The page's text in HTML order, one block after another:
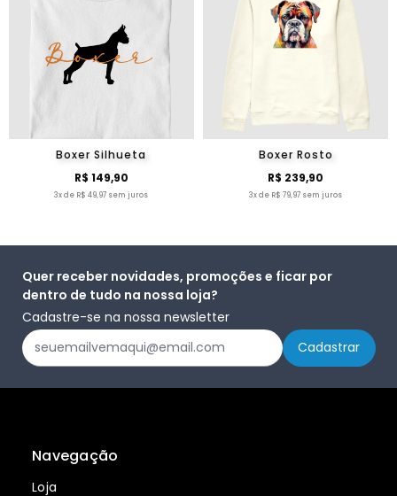
Boxer Silhueta
R$ 149,90
3x de R$ 49,97 sem juros
Boxer Rosto
R$ 239,90
3x de R$ 79,97 sem juros
Quer receber novidades, promoções e ficar por
dentro de tudo na nossa loja?
Cadastre-se na nossa newsletter
Navegação
Loja